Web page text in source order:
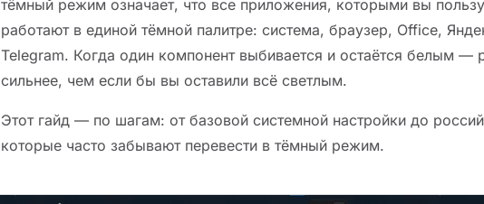
тёмный режим означает, что все приложения, которыми вы
работают в единой тёмной палитре: система, браузер, Office,
Telegram. Когда один компонент выбивается и остаётся белым —
сильнее, чем если бы вы оставили всё светлым.
Этот гайд — по шагам: от базовой системной настройки до
которые часто забывают перевести в тёмный режим.